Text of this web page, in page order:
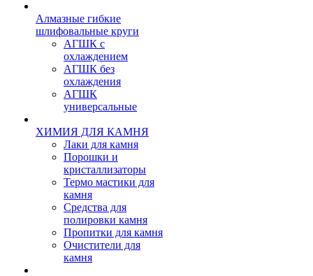
Алмазные гибкие
шлифовальные круги
АГШК с
охлаждением
АГШК без
охлаждения
АГШК
универсальные
ХИМИЯ ДЛЯ КАМНЯ
Лаки для камня
Порошки и
кристаллизаторы
Термо мастики для
камня
Средства для
полировки камня
Пропитки для камня
Очистители для
камня